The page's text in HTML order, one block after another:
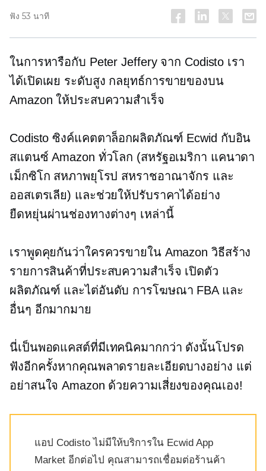
ฟัง 53 นาที
ในการหารือกับ Peter Jeffery จาก Codisto เรา
ได้เปิดเผย ระดับสูง กลยุทธ์การขายของบน
Amazon ให้ประสบความสำเร็จ
Codisto ซิงค์แคตตาล็อกผลิตภัณฑ์ Ecwid กับอิน
สแตนซ์ Amazon ทั่วโลก (สหรัฐอเมริกา แคนาดา
เม็กซิโก สหภาพยุโรป สหราชอาณาจักร และ
ออสเตรเลีย) และช่วยให้ปรับราคาได้อย่าง
ยืดหยุ่นผ่านช่องทางต่างๆ เหล่านี้
เราพูดคุยกันว่าใครควรขายใน Amazon วิธีสร้าง
รายการสินค้าที่ประสบความสำเร็จ เปิดตัว
ผลิตภัณฑ์ และไต่อันดับ การโฆษณา FBA และ
อื่นๆ อีกมากมาย
นี่เป็นพอดแคสต์ที่มีเทคนิคมากกว่า ดังนั้นโปรด
ฟังอีกครั้งหากคุณพลาดรายละเอียดบางอย่าง แต่
อย่าสนใจ Amazon ด้วยความเสี่ยงของคุณเอง!
แอป Codisto ไม่มีให้บริการใน Ecwid App
Market อีกต่อไป คุณสามารถเชื่อมต่อร้านค้า